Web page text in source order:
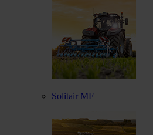
Solitair MF